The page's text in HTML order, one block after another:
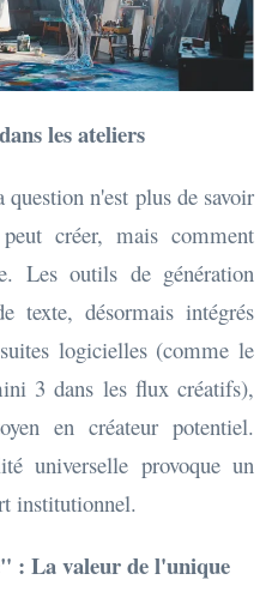
les ateliers
n'est plus de savoir
créer, mais comment
Les outils de génération
texte, désormais intégrés
logicielles (comme le
3 dans les flux créatifs),
en créateur potentiel.
universelle provoque un
institutionnel.
: La valeur de l'unique